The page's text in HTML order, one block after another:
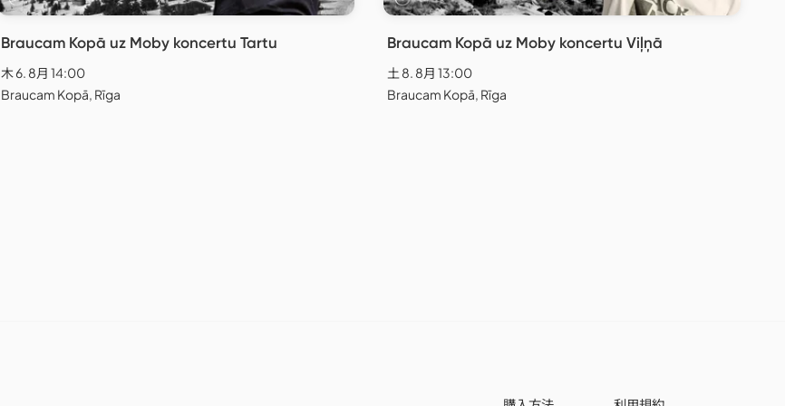
Braucam Kopā uz Moby koncertu Tartu
木 6. 8月 14:00
Braucam Kopā, Rīga
Braucam Kopā uz Moby koncertu Viļņā
土 8. 8月 13:00
Braucam Kopā, Rīga